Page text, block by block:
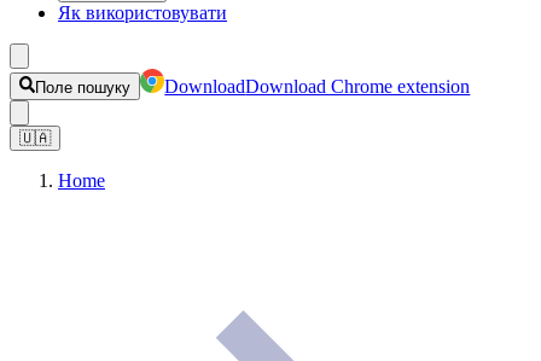
Як використовувати
Поле пошуку DownloadDownload Chrome extension
🇺🇦
Home